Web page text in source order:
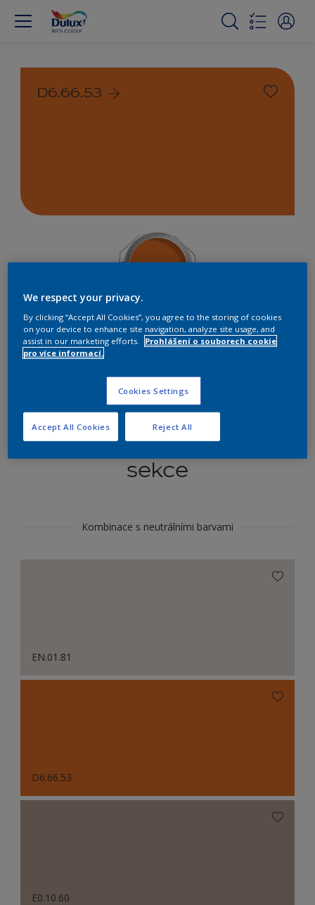
D6.66.53
Najít výrobek v tomto odstínu
Koordinovat barevné
sekce
Kombinace s neutrálními barvami
EN.01.81
D6.66.53
E0.10.60
We respect your privacy.
By clicking “Accept All Cookies”, you agree to the storing of cookies
on your device to enhance site navigation, analyze site usage, and
assist in our marketing efforts.
Prohlášení o souborech cookie
pro více informací.
Cookies Settings
Reject All
Accept All Cookies